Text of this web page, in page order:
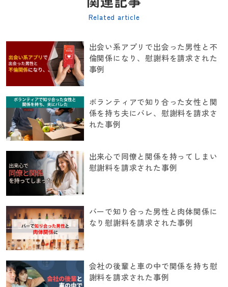
Related article
出会い系アプリで出会った男性と不
倫関係になり、慰謝料を請求された
事例
ボランティアで知り合った女性と関
係を持ち夫にバレ、慰謝料を請求さ
れた事例
出来心で同僚と関係を持ってしまい
慰謝料を請求された事例
バーで知り合った男性と肉体関係に
なり慰謝料を請求された事例
会社の後輩と車の中で関係を持ち慰
謝料を請求された事例